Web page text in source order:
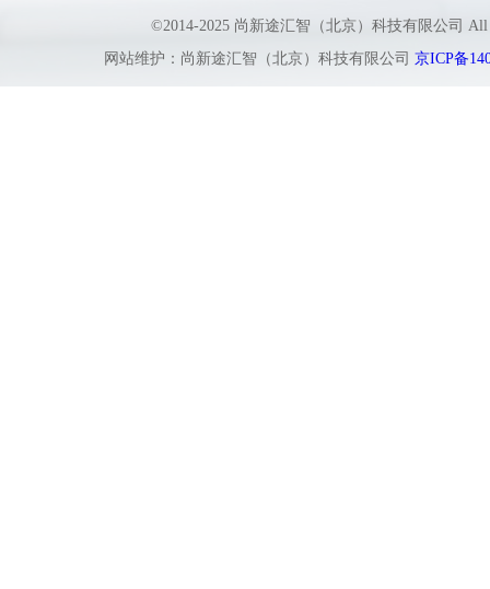
©2014-2025 尚新途汇智（北京）科技有限公司
网站维护：尚新途汇智（北京）科技有限公司 京ICP备